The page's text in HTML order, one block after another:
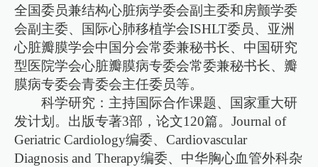
全国委员兼结构心脏病学委会副主委和房颤学委
会副主委、国际心肺移植学会ISHLT委员、亚洲
心脏瓣膜学会中国分会常委兼秘书长、中国研究
型医院学会心脏瓣膜病专委会常委兼秘书长、瓣
膜病专委会青委会主任委员等。
科学研究：主持国际合作课题、国家重大研
发计划。出版专著3部，论文120篇。Journal of
Geriatric Cardiology编委、Cardiovascular
Diagnosis and Therapy编委、中华胸心血管外科杂